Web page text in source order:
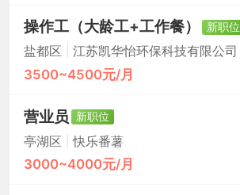
操作工（大龄工+工作餐）
新职位
盐都区
江苏凯华怡环保科技有限公司
3500~4500元/月
营业员 新职位
亭湖区
快乐番薯
3000~4000元/月